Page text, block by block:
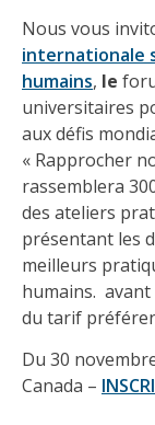
Nous vous
internationale
humains, le
universitaires
aux défis
« Rapprocher
rassemblera
des ateliers
présentant les
meilleurs
humains.
du tarif
Du 30
Canada –